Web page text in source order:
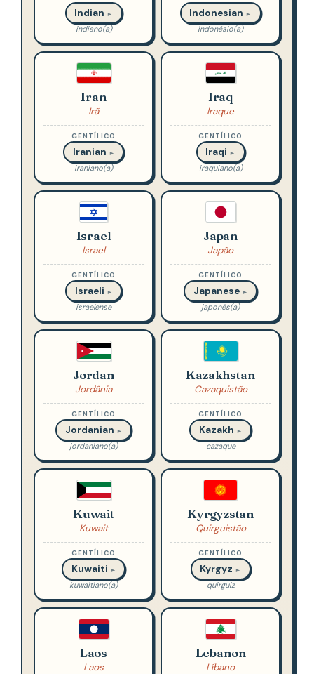
Indian ►
indiano(a)
Indonesian ►
indonésio(a)
Iran
Irã
GENTÍLICO
Iranian ►
iraniano(a)
Iraq
Iraque
GENTÍLICO
Iraqi ►
iraquiano(a)
Israel
Israel
GENTÍLICO
Israeli ►
israelense
Japan
Japão
GENTÍLICO
Japanese ►
japonês(a)
Jordan
Jordânia
GENTÍLICO
Jordanian ►
jordaniano(a)
Kazakhstan
Cazaquistão
GENTÍLICO
Kazakh ►
cazaque
Kuwait
Kuwait
GENTÍLICO
Kuwaiti ►
kuwaitiano(a)
Kyrgyzstan
Quirguistão
GENTÍLICO
Kyrgyz ►
quirguiz
Laos
Laos
Lebanon
Líbano